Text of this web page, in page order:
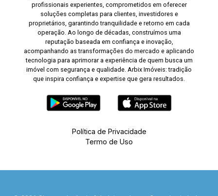
profissionais experientes, comprometidos em oferecer
soluções completas para clientes, investidores e
proprietários, garantindo tranquilidade e retorno em cada
operação. Ao longo de décadas, construímos uma
reputação baseada em confiança e inovação,
acompanhando as transformações do mercado e aplicando
tecnologia para aprimorar a experiência de quem busca um
imóvel com segurança e qualidade. Arbix Imóveis: tradição
que inspira confiança e expertise que gera resultados.
Política de Privacidade
Termo de Uso